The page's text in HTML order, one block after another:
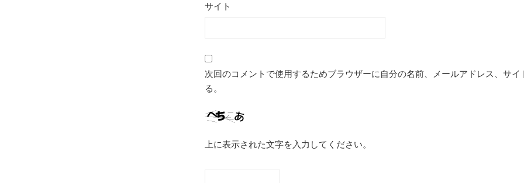
サイト
次回のコメントで使用するためブラウザーに自分の名前、メールアドレス、サイ
る。
上に表示された文字を入力してください。